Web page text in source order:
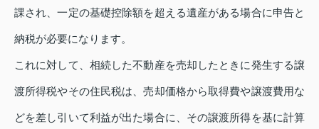
課され、一定の基礎控除額を超える遺産がある場合に申告と
納税が必要になります。
これに対して、相続した不動産を売却したときに発生する譲
渡所得税やその住民税は、売却価格から取得費や譲渡費用な
どを差し引いて利益が出た場合に、その譲渡所得を基に計算